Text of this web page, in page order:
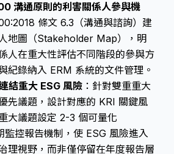
溝通原則的利害關係人參與機
條文 6.3（溝通與諮詢）建
地圖（Stakeholder Map），明
人在重大性評估不同階段的參與方
紀錄納入 ERM 系統的文件管理。
結重大 ESG 風險 ：針對雙重重大
先議題，設計對應的 KRI 關鍵風
大議題設定 2-3 個可量化
監控報告機制，使 ESG 風險進入
理視野，而非僅停留在年度報告層